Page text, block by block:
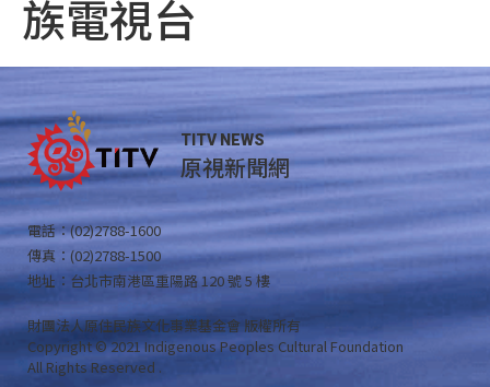
族電視台
TITV NEWS
原視新聞網
電話：(02)2788-1600
傳真：(02)2788-1500
地址：台北市南港區重陽路 120 號 5 樓
財團法人原住民族文化事業基金會 版權所有
Copyright © 2021 Indigenous Peoples Cultural Foundation
All Rights Reserved .